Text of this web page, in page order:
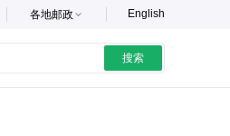
English
各地邮政
搜索